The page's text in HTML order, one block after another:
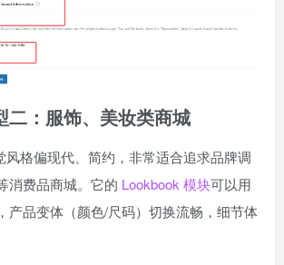
二：服饰、美妆类商城
风格偏现代、简约，非常适合追求品牌调
消费品商城。它的 Lookbook 模块可以用
产品变体（颜色/尺码）切换流畅，细节体